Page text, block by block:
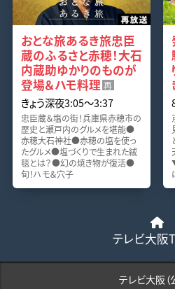
おとな旅あるき旅忠臣
蔵のふるさと赤穂！大石
内蔵助ゆかりのものが
登場＆ハモ料理 再
きょう深夜3:05〜3:37
忠臣蔵＆塩の街！兵庫県赤穂市の
歴史と瀬戸内のグルメを堪能●
赤穂大石神社●赤穂の塩を使っ
たグルメ●塩づくりで生まれた絨
毯とは？●幻の焼き物が復活●
旬！ハモ＆穴子
テレビ大阪
テレビ大阪（